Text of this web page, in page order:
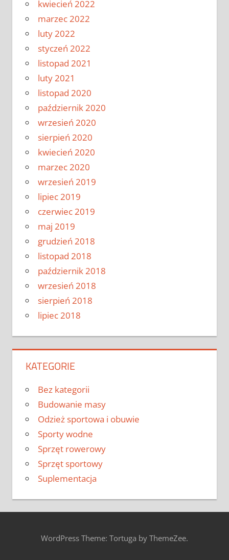
kwiecień 2022
marzec 2022
luty 2022
styczeń 2022
listopad 2021
luty 2021
listopad 2020
październik 2020
wrzesień 2020
sierpień 2020
kwiecień 2020
marzec 2020
wrzesień 2019
lipiec 2019
czerwiec 2019
maj 2019
grudzień 2018
listopad 2018
październik 2018
wrzesień 2018
sierpień 2018
lipiec 2018
KATEGORIE
Bez kategorii
Budowanie masy
Odzież sportowa i obuwie
Sporty wodne
Sprzęt rowerowy
Sprzęt sportowy
Suplementacja
WordPress Theme: Tortuga by ThemeZee.